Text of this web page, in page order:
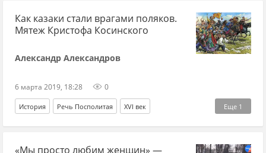
Как казаки стали врагами поляков.
Мятеж Кристофа Косинского
Александр Александров
6 марта 2019, 18:28 0
Еще 1
История Речь Посполитая XVI век
запорожское казачество
«Мы просто любим женщин» —